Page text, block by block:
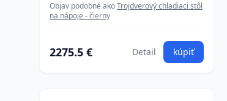
Objav podobné akoTrojdverový chladiaci stôl
na nápoje - čierny
2275.5 € Detail kúpiť